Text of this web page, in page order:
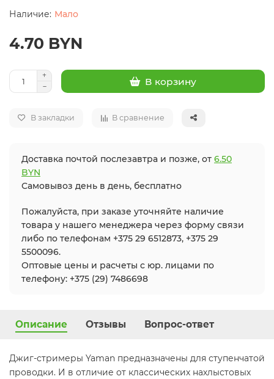
Мало
4.70 BYN
В корзину
В закладки В сравнение
Доставка почтой послезавтра и позже, от 6.50
BYN
Самовывоз день в день, бесплатно
Пожалуйста, при заказе уточняйте наличие
товара у нашего менеджера через форму связи
либо по телефонам +375 29 6512873, +375 29
5500096.
Оптовые цены и расчеты с юр. лицами по
телефону: +375 (29) 7486698
Описание Отзывы Вопрос-ответ
Джиг-стримеры Yaman предназначены для ступенчатой
проводки. И в отличие от классических нахлыстовых